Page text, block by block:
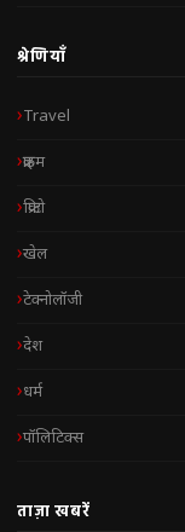
श्रेणियाँ
Travel
क्राइम
क्रिप्टो
खेल
टेक्नोलॉजी
देश
धर्म
पॉलिटिक्स
ताज़ा खबरें